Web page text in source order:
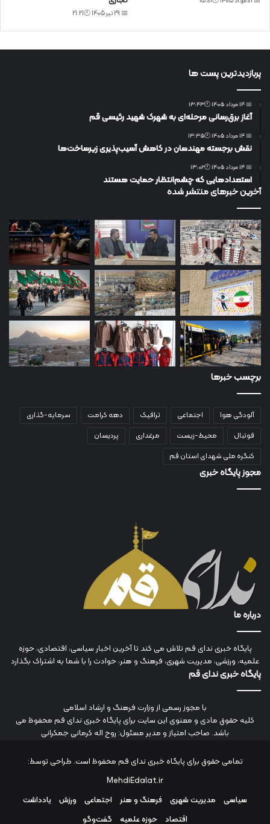
📅 29 تیر 1405 🕙21:21
پربازدیدترین پست ها
📅 14 مرداد 1405 🕙13:43
آغاز برق‌رسانی مرحله‌ای به شهرک شهید رئیسی قم
📅 14 مرداد 1405 🕙13:35
نقش برجسته مهندسان در کاهش آسیب‌پذیری زیرساخت‌ها
📅 14 مرداد 1405 🕙13:02
استعدادهایی که چشم‌انتظار حمایت هستند
آخرین خبرهای منتشر شده
برچسب خبرها
آلودگی هوا اجتماعی ترافیک دهه کرامت
سرمایه-گذاری
فوتبال
محیط-زیست مرغداری
پردیسان
کنگره ملی شهدای استان قم
مجوز پایگاه خبری
درباره ما
پایگاه خبری ندای قم تلاش می کند تا آخرین اخبار سیاسی، اقتصادی، حوزه
علمیه، ورزشی، مدیریت شهری، فرهنگ و هنر، حوادث را با شما به اشتراک بگذارد
پایگاه خبری ندای قم
با مجوز رسمی از وزارت فرهنگ و ارشاد اسلامی
کلیه حقوق مادی و معنوی این سایت برای پایگاه خبری ندای قم محفوظ می
باشد. صاحب امتیاز و مدیر مسئول: روح اله کرمانی جمکرانی
تمامی حقوق برای پایگاه خبری ندای قم محفوظ است. طراحی توسط:
MehdiEdalat.ir
سیاسی
مدیریت شهری فرهنگ و هنر اجتماعی ورزش
یادداشت
اقتصاد
حوزه علمیه گفت‌وگو